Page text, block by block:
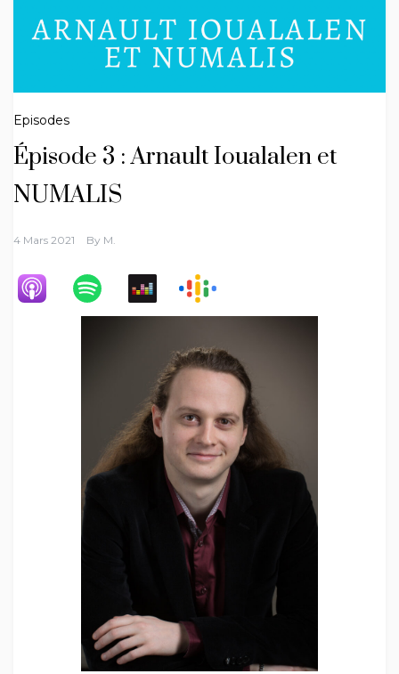
Episodes
Épisode 3 : Arnault Ioualalen et
NUMALIS
4 Mars 2021 By M.